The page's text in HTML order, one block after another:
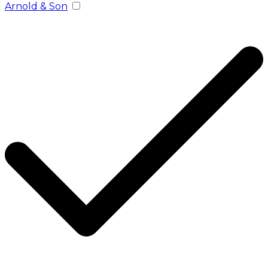
Arnold & Son